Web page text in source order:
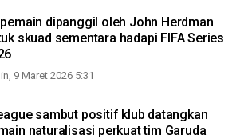
dipanggil oleh John Herdman
skuad sementara hadapi FIFA Series
9 Maret 2026 5:31
sambut positif klub datangkan
naturalisasi perkuat tim Garuda